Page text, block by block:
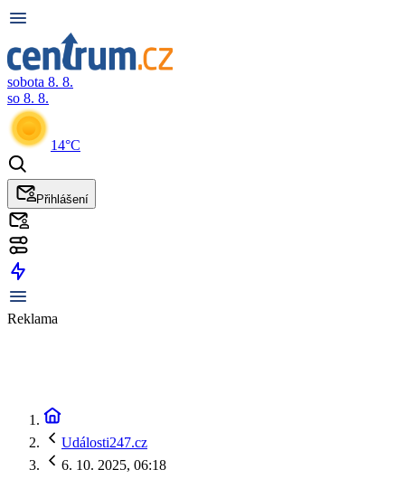
sobota 8. 8.
so 8. 8.
14°C
Přihlášení
Reklama
Události247.cz
6. 10. 2025, 06:18